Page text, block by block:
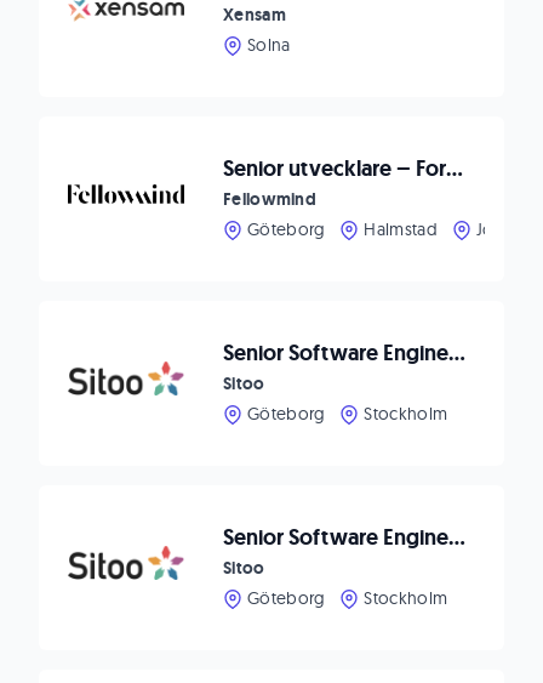
Xensam
Solna
Senior utvecklare – Forma framtidens CRM-upplevelser hos Fellowmind
Fellowmind
Göteborg
Halmstad
Senior Software Engineer - Payments & Customer Engagement
Sitoo
Göteborg
Stockholm
Senior Software Engineer - Platform Security
Sitoo
Göteborg
Stockholm